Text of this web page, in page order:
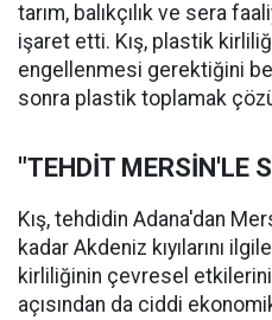
tarım, balıkçılık ve sera
işaret etti. Kış, plastik
engellenmesi gerektiğini
sonra plastik toplamak
"TEHDİT MERSİN'LE
Kış, tehdidin Adana'dan
kadar Akdeniz kıyılarını
kirliliğinin çevresel
açısından da ciddi